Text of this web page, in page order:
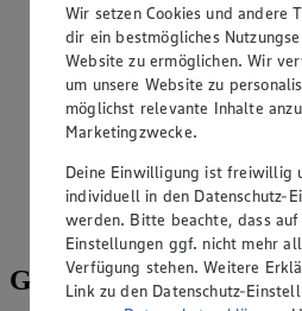
Gut beraten zum
Wir setzen Cookies und andere
dir ein bestmögliches
Website zu ermöglichen. Wir
um unsere Website zu
möglichst relevante Inhalte
Marketingzwecke.
Deine Einwilligung ist freiwillig
individuell in den Datenschutz-
werden. Bitte beachte, dass
Einstellungen ggf. nicht mehr
Verfügung stehen. Weitere
Link zu den Datenschutz-